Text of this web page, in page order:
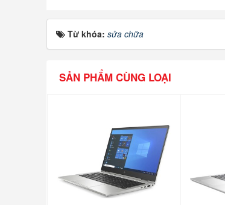
Từ khóa: sửa chữa
SẢN PHẨM CÙNG LOẠI